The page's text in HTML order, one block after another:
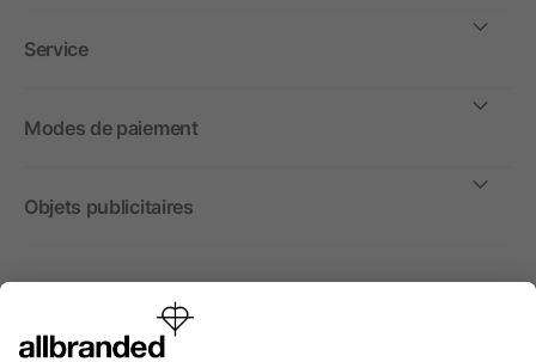
Service
Modes de paiement
Objets publicitaires
International